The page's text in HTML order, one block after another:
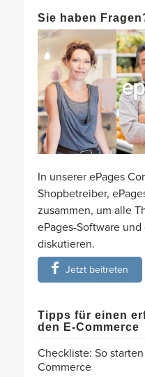
Sie haben
In unserer ePages
Shopbetreiber,
zusammen, um alle
ePages-Software
diskutieren.
Jetzt beitreten
Tipps für einen
den E-Commerce
Checkliste: So
Commerce